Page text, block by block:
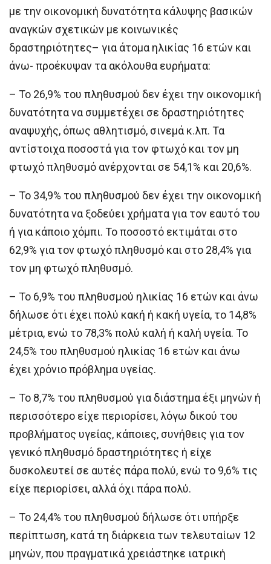
με την οικονομική δυνατότητα κάλυψης βασικών
αναγκών σχετικών με κοινωνικές
δραστηριότητες– για άτομα ηλικίας 16 ετών και
άνω- προέκυψαν τα ακόλουθα ευρήματα:
– Το 26,9% του πληθυσμού δεν έχει την οικονομική
δυνατότητα να συμμετέχει σε δραστηριότητες
αναψυχής, όπως αθλητισμό, σινεμά κ.λπ. Τα
αντίστοιχα ποσοστά για τον φτωχό και τον μη
φτωχό πληθυσμό ανέρχονται σε 54,1% και 20,6%.
– Το 34,9% του πληθυσμού δεν έχει την οικονομική
δυνατότητα να ξοδεύει χρήματα για τον εαυτό του
ή για κάποιο χόμπι. Το ποσοστό εκτιμάται στο
62,9% για τον φτωχό πληθυσμό και στο 28,4% για
τον μη φτωχό πληθυσμό.
– Το 6,9% του πληθυσμού ηλικίας 16 ετών και άνω
δήλωσε ότι έχει πολύ κακή ή κακή υγεία, το 14,8%
μέτρια, ενώ το 78,3% πολύ καλή ή καλή υγεία. Το
24,5% του πληθυσμού ηλικίας 16 ετών και άνω
έχει χρόνιο πρόβλημα υγείας.
– Το 8,7% του πληθυσμού για διάστημα έξι μηνών ή
περισσότερο είχε περιορίσει, λόγω δικού του
προβλήματος υγείας, κάποιες, συνήθεις για τον
γενικό πληθυσμό δραστηριότητες ή είχε
δυσκολευτεί σε αυτές πάρα πολύ, ενώ το 9,6% τις
είχε περιορίσει, αλλά όχι πάρα πολύ.
– Το 24,4% του πληθυσμού δήλωσε ότι υπήρξε
περίπτωση, κατά τη διάρκεια των τελευταίων 12
μηνών, που πραγματικά χρειάστηκε ιατρική